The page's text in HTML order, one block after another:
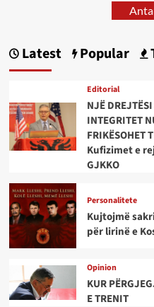
Latest Popular
Editorial
NJË
INTEGRITET
FRIKËSOHET
Kufizimet e
GJKKO
Personalitete
Kujtojmë
për lirinë e
Opinion
KUR
E TRENIT